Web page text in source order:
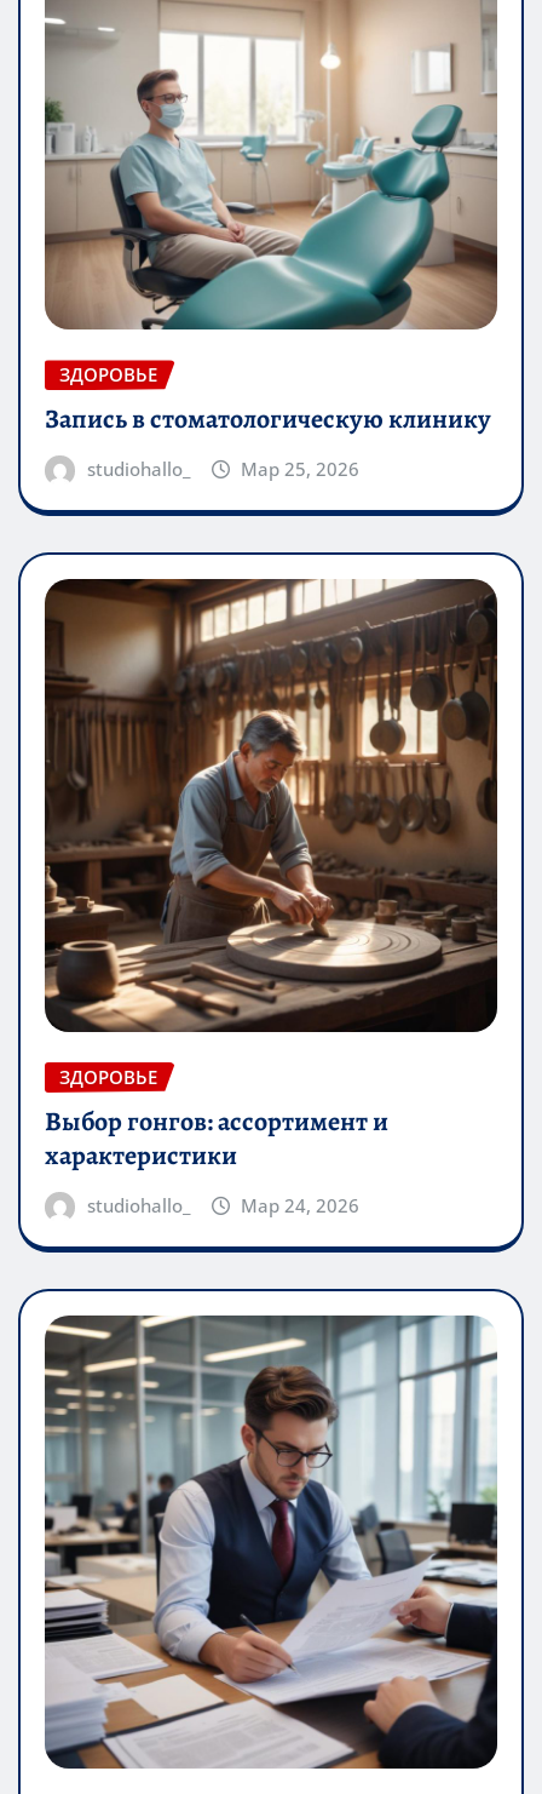
ЗДОРОВЬЕ
Запись в стоматологическую клинику
studiohallo_ Мар 25, 2026
ЗДОРОВЬЕ
Выбор гонгов: ассортимент и
характеристики
studiohallo_ Мар 24, 2026